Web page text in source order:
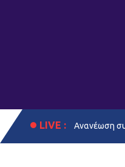
LIVE : Ανανέωση